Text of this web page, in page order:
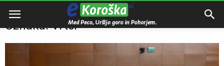
Domov Vrtci
Oznaka: Vrtci